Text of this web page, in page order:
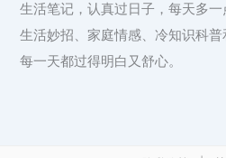
生活笔记，认真过日子，每天多一
生活妙招、家庭情感、冷知识科
每一天都过得明白又舒心。